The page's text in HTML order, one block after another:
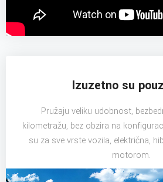
Izuzetno su
Pružaju veliku udobnost,
kilometražu, bez obzira na
su za sve vrste vozila, električna,
motorom.